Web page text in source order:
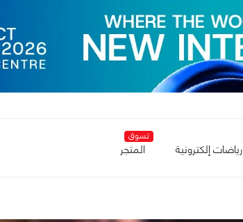
رياضات إلكترونية
تسوق
المتجر